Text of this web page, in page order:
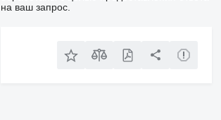
на ваш запрос.